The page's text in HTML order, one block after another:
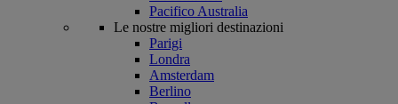
Pacifico Australia
Le nostre migliori destinazioni
Parigi
Londra
Amsterdam
Berlino